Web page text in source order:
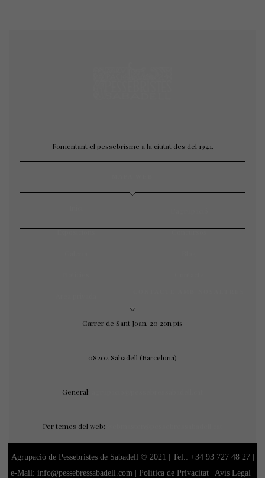
Fomentant el pessebrisme a la ciutat des del 1941.
Exposicions Concursos
Carrer de Sant Joan, 20 2on pis
08202 Sabadell (Barcelona)
General:
Per temes del web:
Agrupació de Pessebristes de Sabadell © 2021 | Tel.: +34 93 727 48 27|
e-Mail: info@pessebressabadell.com | Política de Privacitat| Avís Legal